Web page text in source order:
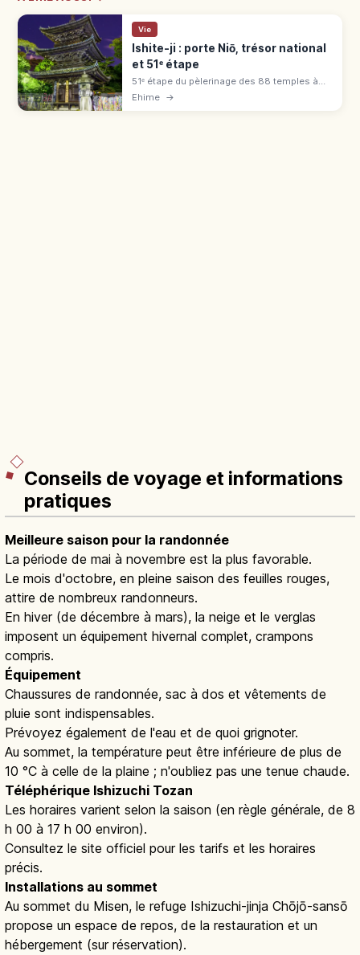
Vie
Ishite-ji : porte Niō, trésor national
et 51ᵉ étape
51ᵉ étape du pèlerinage des 88 temples à
Matsuyama (Ehime), lié à Emon Saburō :
Ehime →
Conseils de voyage et informations
pratiques
Meilleure saison pour la randonnée
La période de mai à novembre est la plus favorable.
Le mois d'octobre, en pleine saison des feuilles rouges,
attire de nombreux randonneurs.
En hiver (de décembre à mars), la neige et le verglas
imposent un équipement hivernal complet, crampons
compris.
Équipement
Chaussures de randonnée, sac à dos et vêtements de
pluie sont indispensables.
Prévoyez également de l'eau et de quoi grignoter.
Au sommet, la température peut être inférieure de plus de
10 °C à celle de la plaine ; n'oubliez pas une tenue chaude.
Téléphérique Ishizuchi Tozan
Les horaires varient selon la saison (en règle générale, de 8
h 00 à 17 h 00 environ).
Consultez le site officiel pour les tarifs et les horaires
précis.
Installations au sommet
Au sommet du Misen, le refuge Ishizuchi-jinja Chōjō-sansō
propose un espace de repos, de la restauration et un
hébergement (sur réservation).